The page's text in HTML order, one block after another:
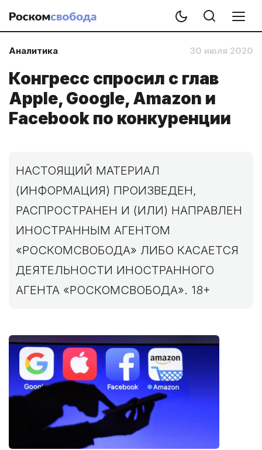
Аналитика 30 июля 2020
Конгресс спросил с глав
Apple, Google, Amazon и
Facebook по конкуренции
НАСТОЯЩИЙ МАТЕРИАЛ
(ИНФОРМАЦИЯ) ПРОИЗВЕДЕН,
РАСПРОСТРАНЕН И (ИЛИ) НАПРАВЛЕН
ИНОСТРАННЫМ АГЕНТОМ
«РОСКОМСВОБОДА» ЛИБО КАСАЕТСЯ
ДЕЯТЕЛЬНОСТИ ИНОСТРАННОГО
АГЕНТА «РОСКОМСВОБОДА». 18+